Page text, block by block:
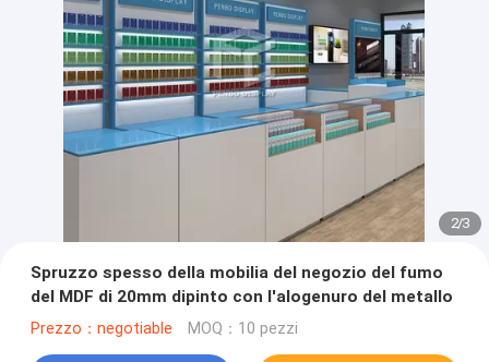
2/3
Spruzzo spesso della mobilia del negozio del fumo
del MDF di 20mm dipinto con l'alogenuro del metallo
Prezzo：negotiable MOQ：10 pezzi